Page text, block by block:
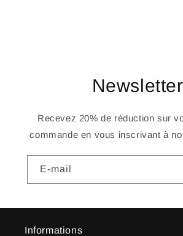
Newsletter
Recevez 20% de réduction sur
commande en vous inscrivant à
E-mail
Informations